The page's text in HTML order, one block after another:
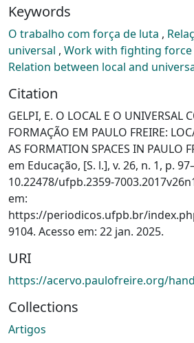
Keywords
O trabalho com força de luta ,
universal , Work with fighting force
Relation between local and
Citation
GELPI, E. O LOCAL E O UNIVERSAL
FORMAÇÃO EM PAULO FREIRE:
AS FORMATION SPACES IN PAULO
em Educação, [S. l.], v. 26, n. 1, p.
10.22478/ufpb.2359-
em:
https://periodicos.ufpb.br/
9104. Acesso em: 22 jan. 2025.
URI
https://acervo.paulofreire.org/
Collections
Artigos